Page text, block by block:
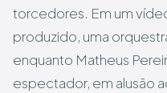
torcedores. Em um
produzido, uma
enquanto Matheus
espectador, em alusão